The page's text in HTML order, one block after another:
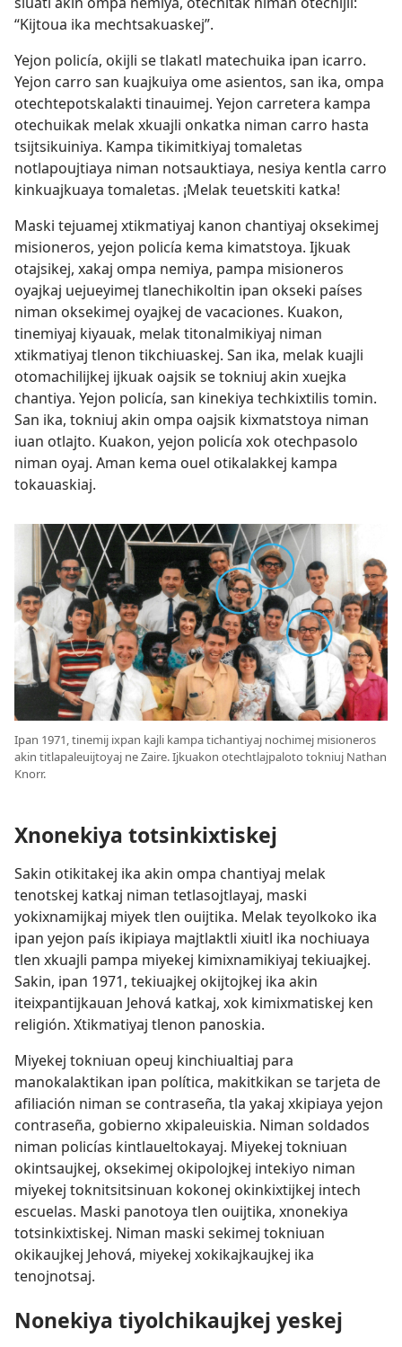
“Kijtoua ika mechtsakuaskej”.
Yejon policía, okijli se tlakatl matechuika ipan icarro.
Yejon carro san kuajkuiya ome asientos, san ika, ompa
otechtepotskalakti tinauimej. Yejon carretera kampa
otechuikak melak xkuajli onkatka niman carro hasta
tsijtsikuiniya. Kampa tikimitkiyaj tomaletas
notlapoujtiaya niman notsauktiaya, nesiya kentla carro
kinkuajkuaya tomaletas. ¡Melak teuetskiti katka!
Maski tejuamej xtikmatiyaj kanon chantiyaj oksekimej
misioneros, yejon policía kema kimatstoya. Ijkuak
otajsikej, xakaj ompa nemiya, pampa misioneros
oyajkaj uejueyimej tlanechikoltin ipan okseki países
niman oksekimej oyajkej de vacaciones. Kuakon,
tinemiyaj kiyauak, melak titonalmikiyaj niman
xtikmatiyaj tlenon tikchiuaskej. San ika, melak kuajli
otomachilijkej ijkuak oajsik se tokniuj akin xuejka
chantiya. Yejon policía, san kinekiya techkixtilis tomin.
San ika, tokniuj akin ompa oajsik kixmatstoya niman
iuan otlajto. Kuakon, yejon policía xok otechpasolo
niman oyaj. Aman kema ouel otikalakkej kampa
tokauaskiaj.
Ipan 1971, tinemij ixpan kajli kampa tichantiyaj nochimej misioneros
akin titlapaleuijtoyaj ne Zaire. Ijkuakon otechtlajpaloto tokniuj Nathan
Knorr.
Xnonekiya totsinkixtiskej
Sakin otikitakej ika akin ompa chantiyaj melak
tenotskej katkaj niman tetlasojtlayaj, maski
yokixnamijkaj miyek tlen ouijtika. Melak teyolkoko ika
ipan yejon país ikipiaya majtlaktli xiuitl ika nochiuaya
tlen xkuajli pampa miyekej kimixnamikiyaj tekiuajkej.
Sakin, ipan 1971, tekiuajkej okijtojkej ika akin
iteixpantijkauan Jehová katkaj, xok kimixmatiskej ken
religión. Xtikmatiyaj tlenon panoskia.
Miyekej tokniuan opeuj kinchiualtiaj para
manokalaktikan ipan política, makitkikan se tarjeta de
afiliación niman se contraseña, tla yakaj xkipiaya yejon
contraseña, gobierno xkipaleuiskia. Niman soldados
niman policías kintlaueltokayaj. Miyekej tokniuan
okintsaujkej, oksekimej okipolojkej intekiyo niman
miyekej toknitsitsinuan kokonej okinkixtijkej intech
escuelas. Maski panotoya tlen ouijtika, xnonekiya
totsinkixtiskej. Niman maski sekimej tokniuan
okikaujkej Jehová, miyekej xokikajkaujkej ika
tenojnotsaj.
Nonekiya tiyolchikaujkej yeskej